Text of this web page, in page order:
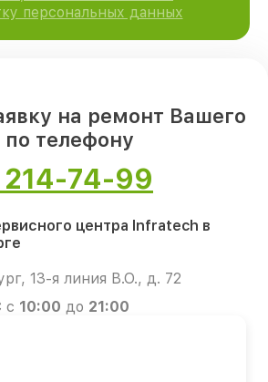
персональных данных
на ремонт Вашего
по телефону
214-74-99
центра Infratech в
13-я линия В.О., д. 72
с 10:00 до 21:00